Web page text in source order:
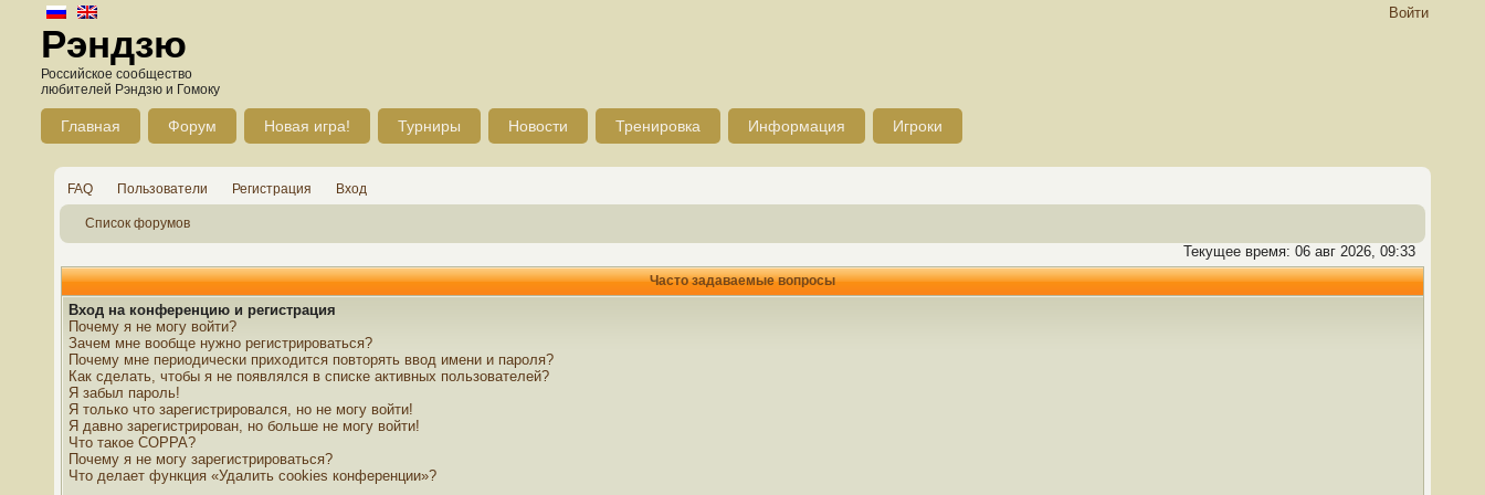
Войти
Рэндзю
Российское сообщество
любителей Рэндзю и Гомоку
Главная Форум Новая игра! Турниры Новости Тренировка Информация Игроки
FAQ Пользователи Регистрация Вход
Список форумов
Текущее время: 06 авг 2026, 09:33
Часто задаваемые вопросы
Вход на конференцию и регистрация
Почему я не могу войти?
Зачем мне вообще нужно регистрироваться?
Почему мне периодически приходится повторять ввод имени и пароля?
Как сделать, чтобы я не появлялся в списке активных пользователей?
Я забыл пароль!
Я только что зарегистрировался, но не могу войти!
Я давно зарегистрирован, но больше не могу войти!
Что такое COPPA?
Почему я не могу зарегистрироваться?
Что делает функция «Удалить cookies конференции»?